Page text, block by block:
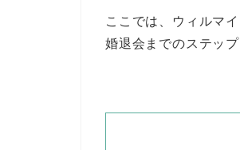
ここでは、ウィルマ
婚退会までのステッ